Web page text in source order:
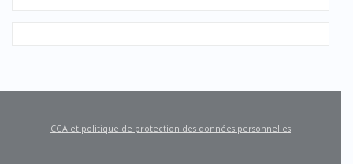
CGA et politique de protection des données personnelles